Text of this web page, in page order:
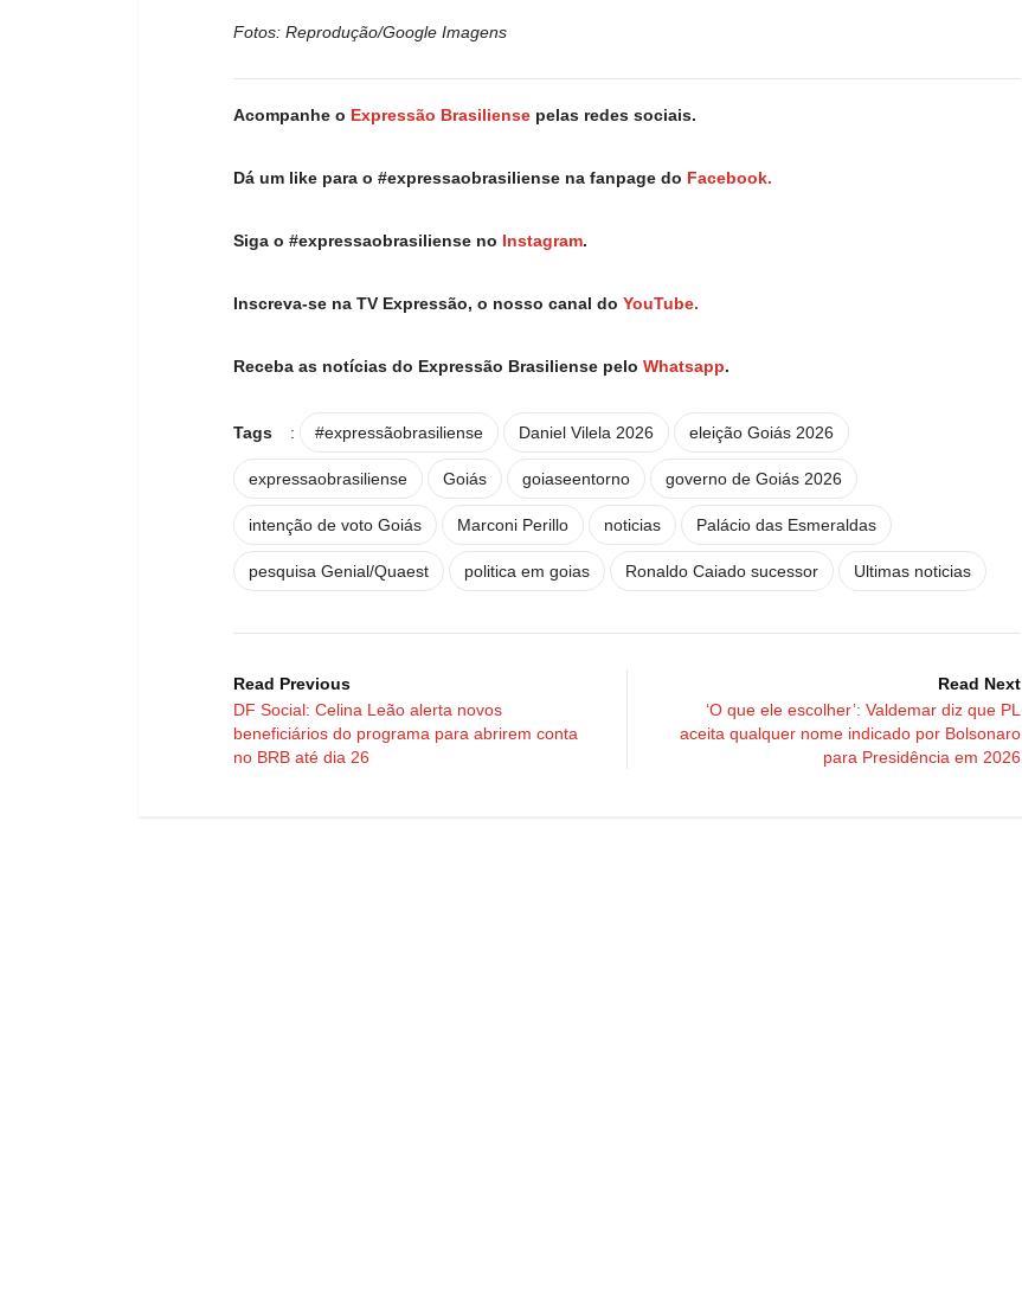
Fotos: Reprodução/Google Imagens
Acompanhe o Expressão Brasiliense pelas redes sociais.
Dá um like para o #expressaobrasiliense na fanpage do Facebook.
Siga o #expressaobrasiliense no Instagram.
Inscreva-se na TV Expressão, o nosso canal do YouTube.
Receba as notícias do Expressão Brasiliense pelo Whatsapp.
Tags : #expressãobrasiliense Daniel Vilela 2026 eleição Goiás 2026
expressaobrasiliense Goiás goiaseentorno governo de Goiás 2026
intenção de voto Goiás Marconi Perillo noticias Palácio das Esmeraldas
pesquisa Genial/Quaest politica em goias Ronaldo Caiado sucessor Ultimas noticias
Read Previous
DF Social: Celina Leão alerta novos
beneficiários do programa para abrirem conta
no BRB até dia 26
Read Next
‘O que ele escolher’: Valdemar diz que PL
aceita qualquer nome indicado por Bolsonaro
para Presidência em 2026